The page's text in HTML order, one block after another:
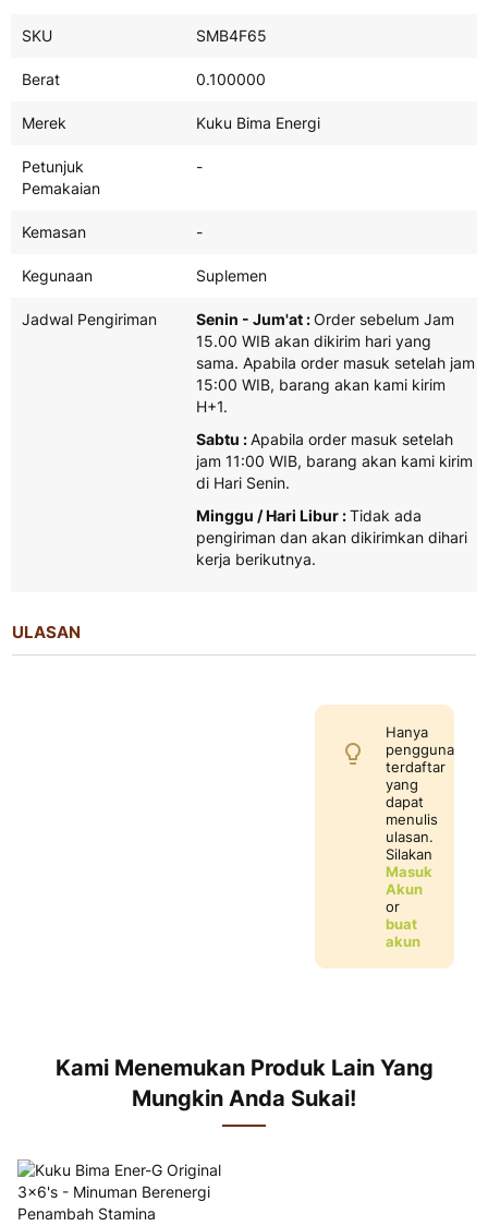
Spefisikasi
SKU SMB4F65
Berat 0.100000
Merek Kuku Bima Energi
Petunjuk
Pemakaian
-
Kemasan -
Kegunaan Suplemen
Jadwal Pengiriman Senin - Jum'at :Order sebelum Jam
15.00 WIB akan dikirim hari yang
sama. Apabila order masuk setelah jam
15:00 WIB, barang akan kami kirim
H+1.
Sabtu :Apabila order masuk setelah
jam 11:00 WIB, barang akan kami kirim
di Hari Senin.
Minggu / Hari Libur :Tidak ada
pengiriman dan akan dikirimkan dihari
kerja berikutnya.
ULASAN
Hanya
pengguna
terdaftar
yang
dapat
menulis
ulasan.
Silakan
Masuk
Akun
or
buat
akun
Kami Menemukan Produk Lain Yang
Mungkin Anda Sukai!